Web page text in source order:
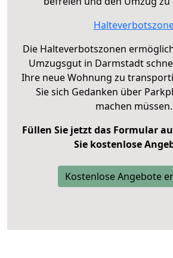
Die Halteverbotszonen
Umzugsgut in Darmstadt
Ihre neue Wohnung zu
Sie sich Gedanken über
machen müssen.
Füllen Sie jetzt das Formular
Sie kostenlose
Kostenlose Angebote